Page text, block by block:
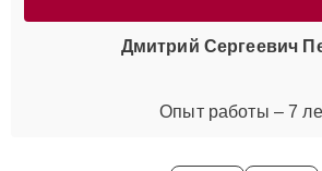
Дмитрий Сергеевич
Опыт работы – 7